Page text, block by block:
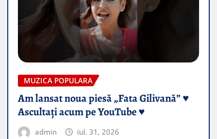
MUZICA POPULARA
Am lansat noua piesă „Fata Gilivană” ♥️
Ascultați acum pe YouTube ♥️
admin iul. 31, 2026